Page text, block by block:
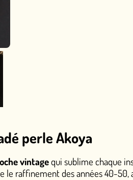
chaque instant.
40-50, avec sa perle